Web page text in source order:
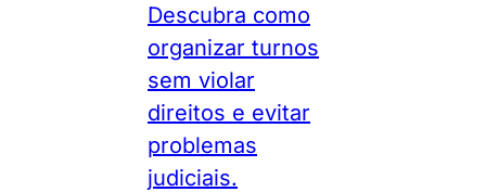
Descubra como
organizar turnos
sem violar
direitos e evitar
problemas
judiciais.